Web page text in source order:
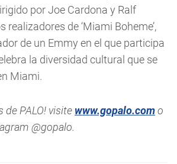
por Joe Cardona y Ralf
realizadores de ‘Miami Boheme’,
de un Emmy en el que participa
la diversidad cultural que se
Miami.
de PALO! visite www.gopalo.como
@gopalo.